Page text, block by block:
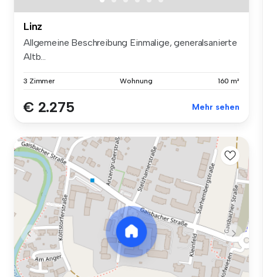
Linz
Allgemeine Beschreibung Einmalige, generalsanierte
Altb...
3 Zimmer Wohnung 160 m²
€ 2.275 Mehr sehen